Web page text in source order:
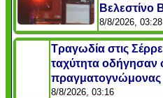
Βελεστίνο
8/8/2026, 03:28
Τραγωδία στις
ταχύτητα οδήγησαν
πραγματογνώμονας
8/8/2026, 03:16